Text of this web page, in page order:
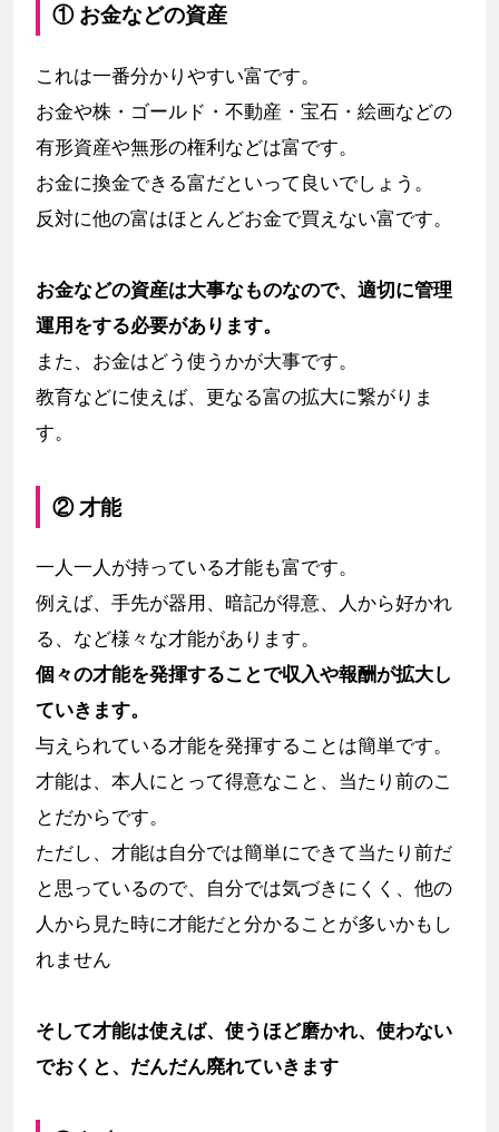
① お金などの資産
これは一番分かりやすい富です。
お金や株・ゴールド・不動産・宝石・絵画などの
有形資産や無形の権利などは富です。
お金に換金できる富だといって良いでしょう。
反対に他の富はほとんどお金で買えない富です。
お金などの資産は大事なものなので、適切に管理
運用をする必要があります。
また、お金はどう使うかが大事です。
教育などに使えば、更なる富の拡大に繋がりま
す。
② 才能
一人一人が持っている才能も富です。
例えば、手先が器用、暗記が得意、人から好かれ
る、など様々な才能があります。
個々の才能を発揮することで収入や報酬が拡大し
ていきます。
与えられている才能を発揮することは簡単です。
才能は、本人にとって得意なこと、当たり前のこ
とだからです。
ただし、才能は自分では簡単にできて当たり前だ
と思っているので、自分では気づきにくく、他の
人から見た時に才能だと分かることが多いかもし
れません
そして才能は使えば、使うほど磨かれ、使わない
でおくと、だんだん廃れていきます